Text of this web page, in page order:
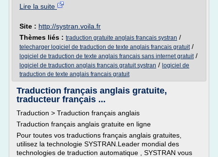
Lire la suite
Site : http://systran.voila.fr
Thèmes liés : traduction gratuite anglais francais systran /
telecharger logiciel de traduction de texte anglais francais gratuit/
logiciel de traduction de texte anglais francais sans internet gratuit/
logiciel de traduction anglais francais gratuit systran / logiciel de
traduction de texte anglais francais gratuit
Traduction français anglais gratuite,
traducteur français ...
Traduction > Traduction français anglais
Traduction français anglais gratuite en ligne
Pour toutes vos traductions français anglais gratuites,
utilisez la technologie SYSTRAN.Leader mondial des
technologies de traduction automatique , SYSTRAN vous